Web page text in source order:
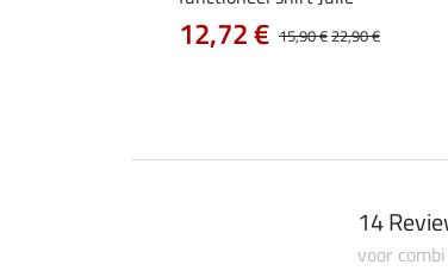
15,90 €22,90 €
12,72 €
14
voor